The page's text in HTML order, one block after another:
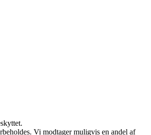
Vi modtager muligvis en andel af